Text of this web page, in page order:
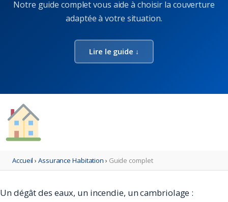
Notre guide complet vous aide à choisir la couverture
adaptée à votre situation.
Lire le guide ↓
Accueil ›Assurance Habitation › Guide complet
Un dégât des eaux, un incendie, un cambriolage :